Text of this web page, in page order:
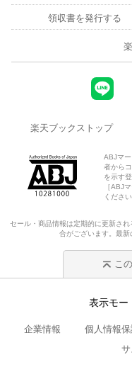
領収書を発行する
楽天ブックストップ
ABJマ
者から
を示す
［ABJ
ください
セール・商品情報は定期的に更新さ
合がございます。最新
こ
表示モー
企業情報 個人情報